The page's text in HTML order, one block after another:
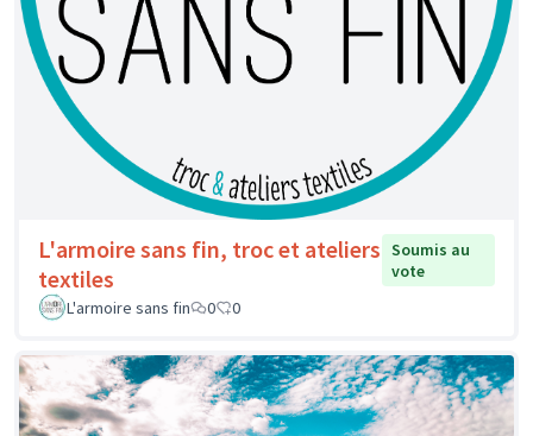
L'armoire sans fin, troc et ateliers
textiles
Soumis au
vote
L'armoire sans fin
0 0